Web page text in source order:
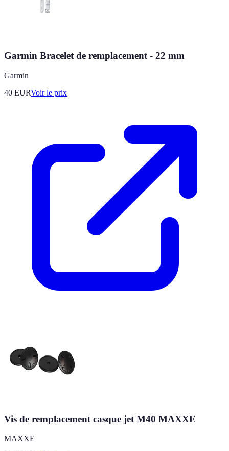
Garmin Bracelet de remplacement - 22 mm
Garmin
40 EURVoir le prix
Vis de remplacement casque jet M40 MAXXE
MAXXE